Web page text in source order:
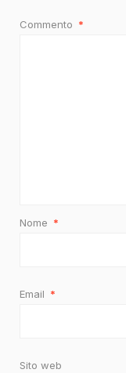
Commento *
Nome *
Email *
Sito web